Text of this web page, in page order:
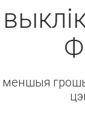
меншыя